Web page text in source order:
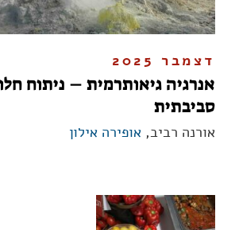
דצמבר 2025
אנרגיה גיאותרמית – ניתוח
סביבתית
אורנה רביב, אופירה אילון